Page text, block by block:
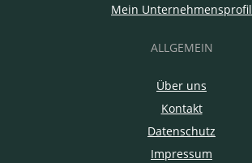
Mein Unternehmensprofil
ALLGEMEIN
Über uns
Kontakt
Datenschutz
Impressum